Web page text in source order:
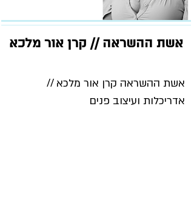
אשת ההשראה // קרן אור מלכא
אשת ההשראה קרן אור מלכא //
אדריכלות ועיצוב פנים